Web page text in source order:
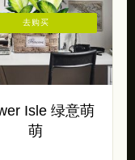
Isle 绿意萌
萌
去购买